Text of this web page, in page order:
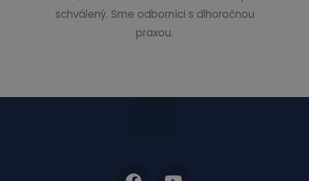
schválený. Sme odborníci s dlhoročnou
praxou.